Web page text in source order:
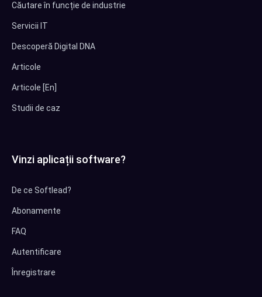
Căutare în funcție de industrie
Servicii IT
Descoperă Digital DNA
Articole
Articole [En]
Studii de caz
Vinzi aplicații software?
De ce Softlead?
Abonamente
FAQ
Autentificare
Înregistrare